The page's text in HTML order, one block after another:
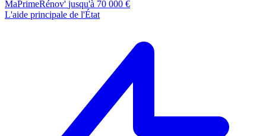
MaPrimeRénov' jusqu'à 70 000 €
L'aide principale de l'État